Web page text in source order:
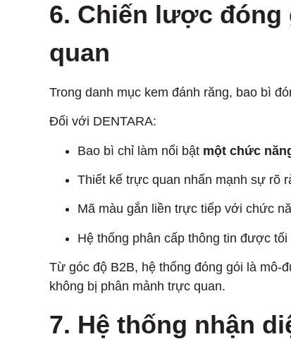
6. Chiến lược
quan
Trong danh mục kem đánh răng, bao bì
Đối với DENTARA:
Bao bì chỉ làm nổi bật một chức
Thiết kế trực quan nhấn mạnh sự rõ
Mã màu gắn liền trực tiếp với chức
Hệ thống phân cấp thông tin được
Từ góc độ B2B, hệ thống đóng gói là mô-
không bị phân mảnh trực quan.
7. Hệ thống nhận